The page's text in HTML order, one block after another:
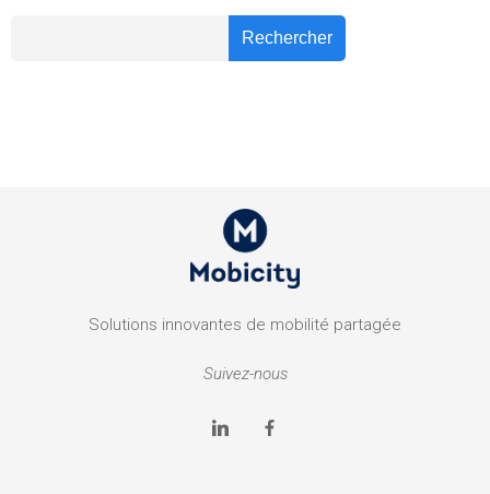
Rechercher
Solutions innovantes de mobilité partagée
Suivez-nous